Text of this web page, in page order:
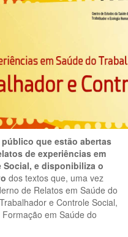
que estão abertas
de experiências em
Social, e disponibiliza o
dos textos que, uma vez
de Relatos em Saúde do
e Controle Social,
em Saúde do